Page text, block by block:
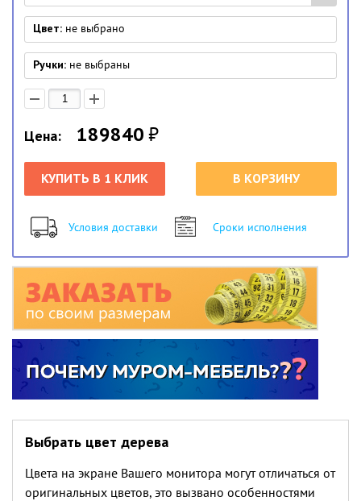
Цвет: не выбрано
Ручки: не выбраны
Цена: 189840₽
КУПИТЬ В 1 КЛИК В КОРЗИНУ
Условия доставки Сроки исполнения
Выбрать цвет дерева
Цвета на экране Вашего монитора могут отличаться от
оригинальных цветов, это вызвано особенностями